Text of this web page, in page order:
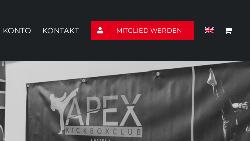
KONTO KONTAKT MITGLIED WERDEN